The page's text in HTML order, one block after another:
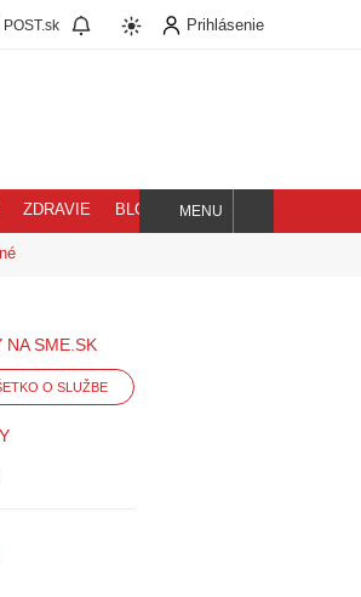
POST.sk Prihlásenie
ZDRAVIE BLOG
Hľadaj
MENU
NA SME.SK
O SLUŽBE